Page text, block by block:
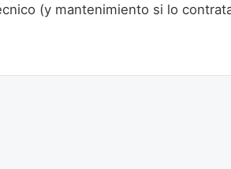
(y mantenimiento si lo